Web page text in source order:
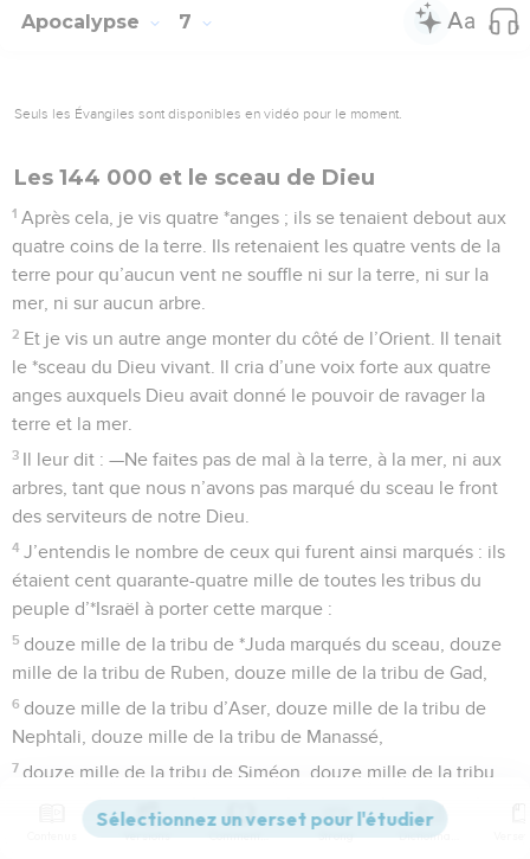
Apocalypse 7
Seuls les Évangiles sont disponibles en vidéo pour le moment.
Les 144 000 et le sceau de Dieu
1 Après cela, je vis quatre *anges ; ils se tenaient debout aux
quatre coins de la terre. Ils retenaient les quatre vents de la
terre pour qu’aucun vent ne souffle ni sur la terre, ni sur la
mer, ni sur aucun arbre.
2 Et je vis un autre ange monter du côté de l’Orient. Il tenait
le *sceau du Dieu vivant. Il cria d’une voix forte aux quatre
anges auxquels Dieu avait donné le pouvoir de ravager la
terre et la mer.
3 Il leur dit : —Ne faites pas de mal à la terre, à la mer, ni aux
arbres, tant que nous n’avons pas marqué du sceau le front
des serviteurs de notre Dieu.
4 J’entendis le nombre de ceux qui furent ainsi marqués : ils
étaient cent quarante-quatre mille de toutes les tribus du
peuple d’*Israël à porter cette marque :
5 douze mille de la tribu de *Juda marqués du sceau, douze
mille de la tribu de Ruben, douze mille de la tribu de Gad,
6 douze mille de la tribu d’Aser, douze mille de la tribu de
Nephtali, douze mille de la tribu de Manassé,
7 douze mille de la tribu de Siméon, douze mille de la tribu
de Lévi, douze mille de la tribu d’Issacar,
douze mille de la tribu de Zabulon, douze mille de la tribu
Versions Commentaires Strong